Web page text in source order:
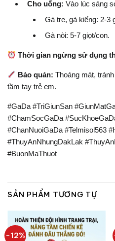
Cho uống: Vào lúc sáng
Gà tre, gà kiểng: 2-3
Gà nòi: 5-7 giọt/con.
Thời gian ngừng sử dụng
Bảo quản: Thoáng mát,
tầm tay trẻ em.
#GaDa #TriGiunSan
#ChamSocGaDa
#ChanNuoiGaDa #Telmisol563
#ThuyAnNhungDakLak
#BuonMaThuot
SẢN PHẨM TƯƠNG TỰ
-12%